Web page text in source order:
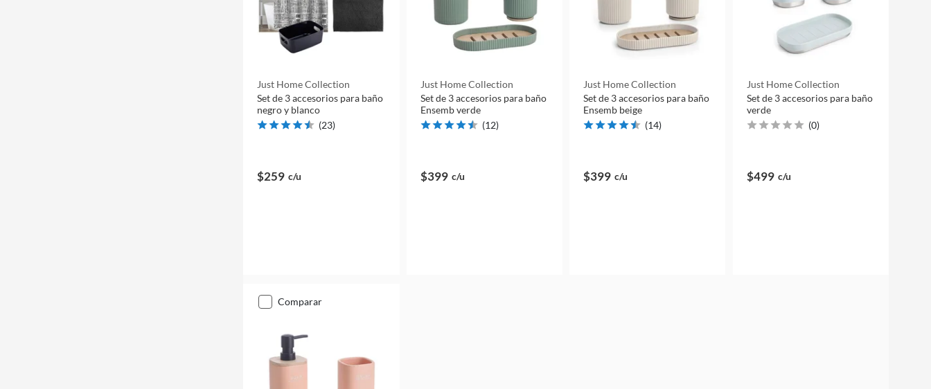
Just Home Collection
Set de 3 accesorios para baño
negro y blanco
(23)
$259 c/u
Just Home Collection
Set de 3 accesorios para baño
Ensemb verde
(12)
$399 c/u
Just Home Collection
Set de 3 accesorios para baño
Ensemb beige
(14)
$399 c/u
Just Home Collection
Set de 3 accesorios para baño
verde
(0)
$499 c/u
comparar